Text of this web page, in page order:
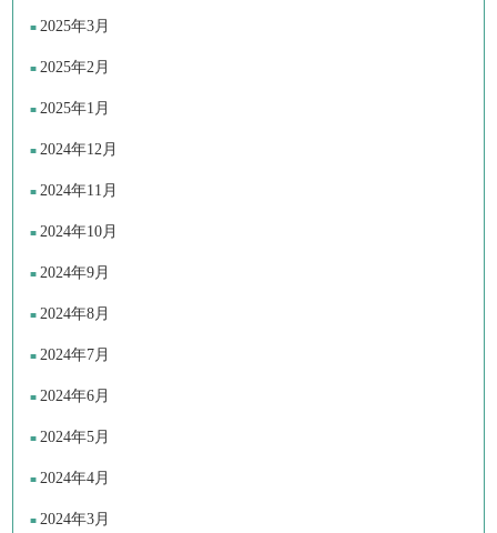
2025年3月
2025年2月
2025年1月
2024年12月
2024年11月
2024年10月
2024年9月
2024年8月
2024年7月
2024年6月
2024年5月
2024年4月
2024年3月